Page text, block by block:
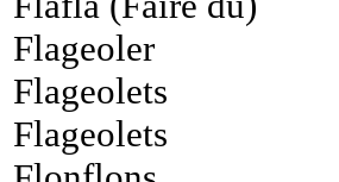
Flageoler
Flageolets
Flageolets